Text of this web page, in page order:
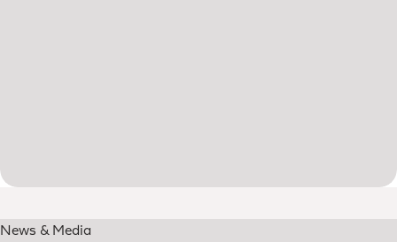
News & Media